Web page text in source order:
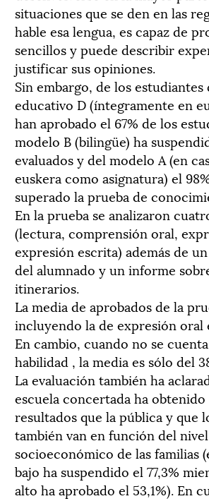
situaciones que se den en las
hable esa lengua, es capaz de
sencillos y puede describir
justificar sus opiniones.
Sin embargo, de los
educativo D (íntegramente en
han aprobado el 67% de los
modelo B (bilingüe) ha
evaluados y del modelo A (en
euskera como asignatura) el
superado la prueba de
En la prueba se analizaron
(lectura, comprensión oral,
expresión escrita) además de
del alumnado y un informe
itinerarios.
La media de aprobados de la
incluyendo la de expresión oral
En cambio, cuando no se
habilidad , la media es sólo del
La evaluación también ha
escuela concertada ha
resultados que la pública y que
también van en función del nivel
socioeconómico de las familias
bajo ha suspendido el 77,3%
alto ha aprobado el 53,1%). En